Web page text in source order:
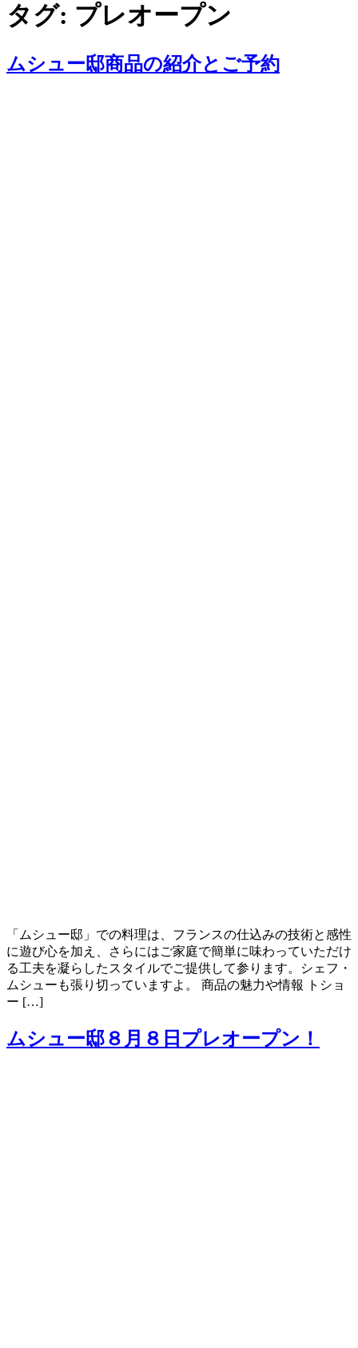
タグ: プレオープン
ムシュー邸商品の紹介とご予約
「ムシュー邸」での料理は、フランスの仕込みの技術と感性
に遊び心を加え、さらにはご家庭で簡単に味わっていただけ
る工夫を凝らしたスタイルでご提供して参ります。シェフ・
ムシューも張り切っていますよ。 商品の魅力や情報 トショ
ー […]
ムシュー邸８月８日プレオープン！